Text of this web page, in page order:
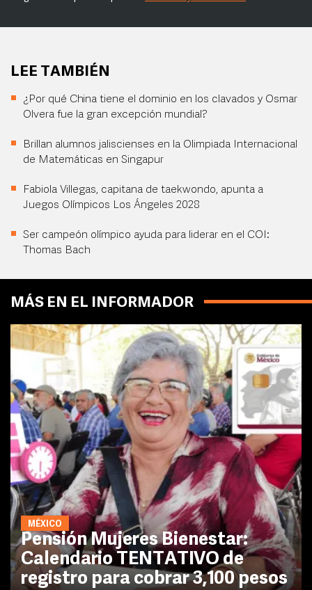
LEE TAMBIÉN
¿Por qué China tiene el dominio en los clavados y Osmar
Olvera fue la gran excepción mundial?
Brillan alumnos jaliscienses en la Olimpiada Internacional
de Matemáticas en Singapur
Fabiola Villegas, capitana de taekwondo, apunta a
Juegos Olímpicos Los Ángeles 2028
Ser campeón olímpico ayuda para liderar en el COI:
Thomas Bach
MÁS EN EL INFORMADOR
MÉXICO
Pensión Mujeres Bienestar:
Calendario TENTATIVO de
registro para cobrar 3,100 pesos